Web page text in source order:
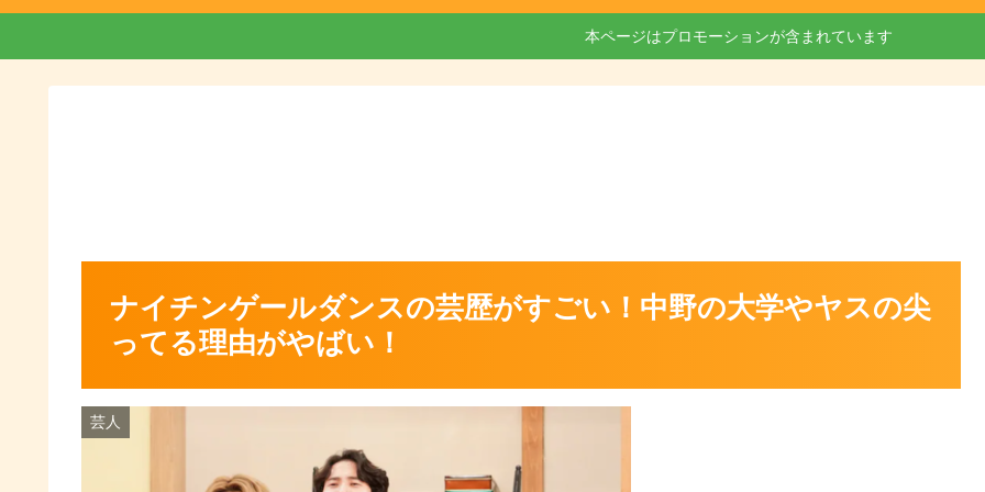
本ページはプロモーションが含まれています
ナイチンゲールダンスの芸歴がすごい！中野の大学やヤスの尖
ってる理由がやばい！
芸人